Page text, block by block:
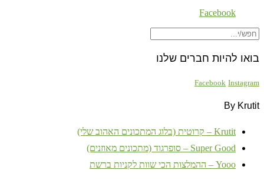
Facebook
בואו להיות חברים שלנו
Facebook Instagram
By Krutit
Krutit – קרוטית (בלוג המתכונים האהוב שלי)
Super Good – סופרגוד (מתכונים מאוזנים)
Yooo – ההמלצות הכי שוות לקניות ברשת